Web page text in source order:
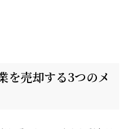
を売却する3つのメ